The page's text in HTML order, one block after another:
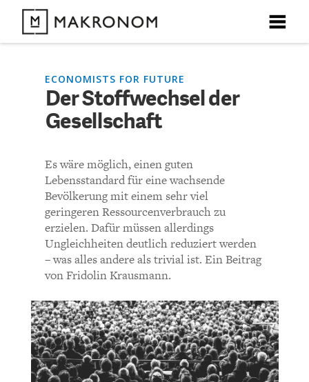
X
DEBATTEN
ARTIKEL
FEATURES
THEMEN
NEWSLETTER
ÜBER UNS
SUCHE
ABO/LOGIN
X
Unser kostenloser Newsletter informiert Sie über unsere
neuesten Beiträge.
X
BODEN
X
CHARTBOOK
ECONOMISTS FOR FUTURE
Der Stoffwechsel der
Gesellschaft
Es wäre möglich, einen guten
Lebensstandard für eine wachsende
Bevölkerung mit einem sehr viel
geringeren Ressourcenverbrauch zu
erzielen. Dafür müssen allerdings
Ungleichheiten deutlich reduziert werden
– was alles andere als trivial ist. Ein Beitrag
von Fridolin Krausmann.
X
KOMMENTARE ZU
Der Stoffwechsel der
KOMMENTIEREN (VIA EMAIL)
Richtlinien
Bisher noch kein Kommentar.